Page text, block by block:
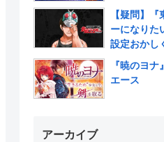
【疑問】
ーになりた
設定おかし
『暁のヨ
エース
アーカイブ